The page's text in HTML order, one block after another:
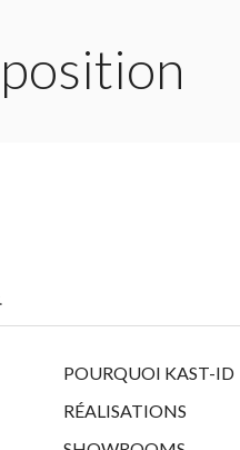
POURQUOI KAST-ID
RÉALISATIONS